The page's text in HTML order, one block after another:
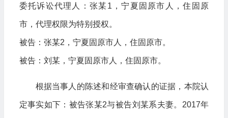
委托诉讼代理人：张某1，宁夏固原市人，住固原
市，代理权限为特别授权。
被告：张某2，宁夏固原市人，住固原市。
被告：刘某，宁夏固原市人，住固原市。
根据当事人的陈述和经审查确认的证据，本院认
定事实如下：被告张某2与被告刘某系夫妻。2017年